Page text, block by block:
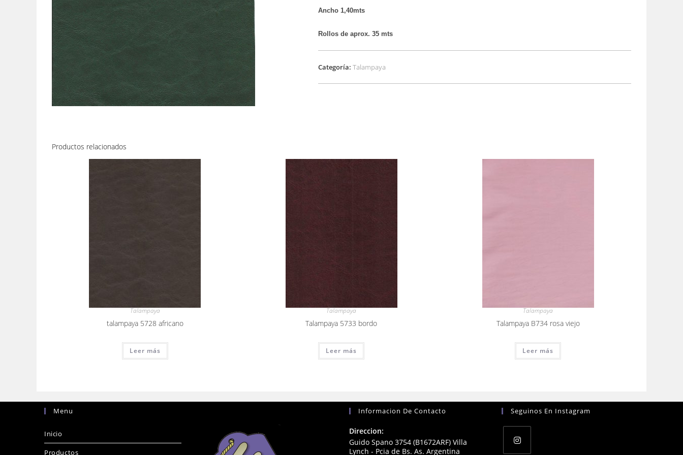
Ancho 1,40mts
Rollos de aprox. 35 mts
Categoría:Talampaya
Productos relacionados
Talampaya
talampaya 5728 africano
Leer más
Talampaya
Talampaya 5733 bordo
Leer más
Talampaya
Talampaya B734 rosa viejo
Leer más
Menu
Inicio
Productos
Informacion De Contacto
Direccion:
Guido Spano 3754 (B1672ARF) Villa
Lynch - Pcia de Bs. As. Argentina
Seguinos En Instagram